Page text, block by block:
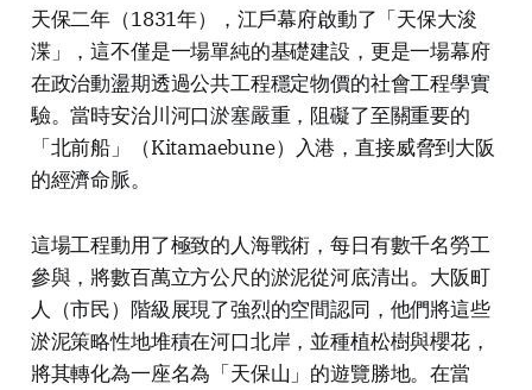
天保二年（1831年），江戶幕府啟動了「天保大浚
渫」，這不僅是一場單純的基礎建設，更是一場幕府
在政治動盪期透過公共工程穩定物價的社會工程學實
驗。當時安治川河口淤塞嚴重，阻礙了至關重要的
「北前船」（Kitamaebune）入港，直接威脅到大阪
的經濟命脈。
這場工程動用了極致的人海戰術，每日有數千名勞工
參與，將數百萬立方公尺的淤泥從河底清出。大阪町
人（市民）階級展現了強烈的空間認同，他們將這些
淤泥策略性地堆積在河口北岸，並種植松樹與櫻花，
將其轉化為一座名為「天保山」的遊覽勝地。在當